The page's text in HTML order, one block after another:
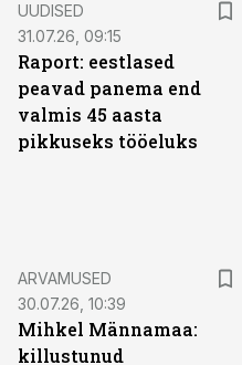
UUDISED
31.07.26, 09:15
Raport: eestlased
peavad panema end
valmis 45 aasta
pikkuseks tööeluks
ARVAMUSED
30.07.26, 10:39
Mihkel Männamaa:
killustunud